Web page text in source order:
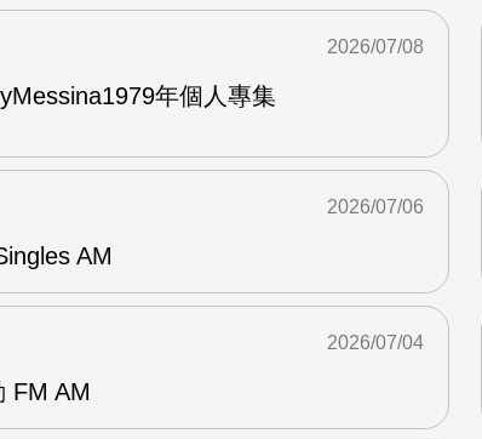
年個人專集
2026/07/08
AM
2026/07/06
FM AM
2026/07/04